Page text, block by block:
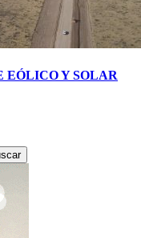
EÓLICO Y SOLAR